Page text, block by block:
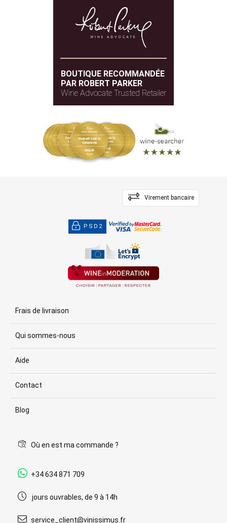
BOUTIQUE RECOMMANDÉE
PAR ROBERT PARKER
Wine Advocate Trusted Retailer
Virement bancaire
PSD2
Frais de livraison
Qui sommes-nous
Aide
Contact
Blog
Où en est ma commande ?
+34 634 871 709
jours ouvrables, de 9 à 14h
service_client@vinissimus.fr